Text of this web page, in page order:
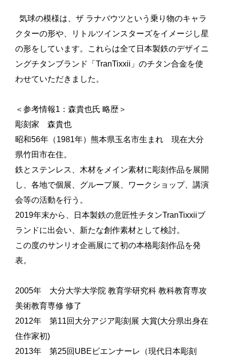
気球の模様は、ザ ラナバウツという乗り物のキャラ
クターの形や、リトルツインスターズをイメージし星
の形をしています。これらは全て日本製鉄のデザイニ
ングチタンブランド「TranTixxii」のチタン合金を使
わせていただきました。
＜参考情報1：森貴也氏 略歴＞
彫刻家 森貴也
昭和56年（1981年）熊本県玉名市生まれ 現在大分
県竹田市在住。
鉄とステンレス、木材をメイン素材に彫刻作品を展開
し、各地で個展、グループ展、ワークショップ、講演
会等の活動を行う。
2019年末から、日本製鉄の意匠性チタンTranTixxiiブ
ランドに出会い、新たな創作素材として検討。
この度のサンリオ企画展にて初の本格彫刻作品を発
表。
2005年 大分大学大学院 教育学研究科 教科教育専攻
美術教育専修 修了
2012年 第11回大分アジア彫刻展 大賞(大分県出身在
住作家初)
2013年 第25回UBEビエンナーレ（現代日本彫刻